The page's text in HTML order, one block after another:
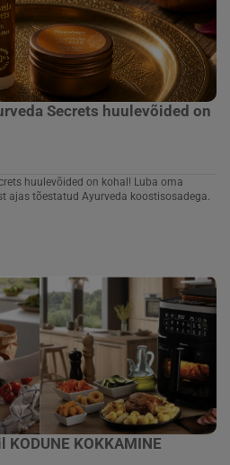
Secrets huulevõided on
huulevõided on kohal! Luba oma
ajas tõestatud Ayurveda koostisosadega.
KOKKAMINE